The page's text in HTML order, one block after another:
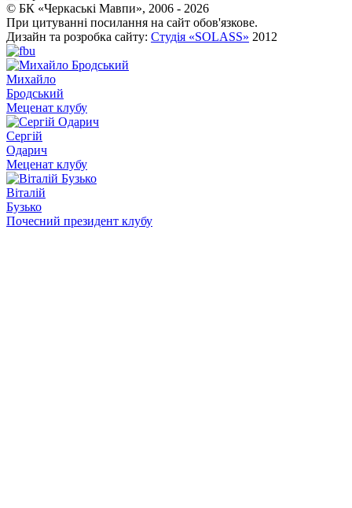
© БК «Черкаські Мавпи», 2006 - 2026
При цитуванні посилання на сайт обов'язкове.
Дизайн та розробка сайту: Студія «SOLASS» 2012
Михайло
Бродський
Меценат клубу
Сергій
Одарич
Меценат клубу
Віталій
Бузько
Почесний президент клубу